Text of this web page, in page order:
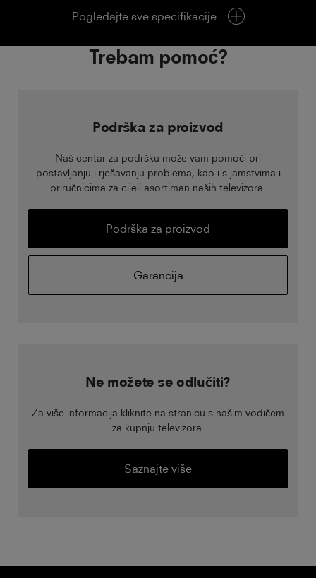
Pogledajte sve specifikacije
Trebam pomoć?
Podrška za proizvod
Naš centar za podršku može vam pomoći pri
postavljanju i rješavanju problema, kao i s jamstvima i
priručnicima za cijeli asortiman naših televizora.
Podrška za proizvod
Garancija
Ne možete se odlučiti?
Za više informacija kliknite na stranicu s našim vodičem
za kupnju televizora.
Saznajte više